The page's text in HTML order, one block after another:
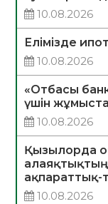
10.08.2026
Елімізде
10.08.2026
«Отбасы
үшін
10.08.2026
Қызылорда
алаяқтықтың
ақпараттық-
10.08.2026